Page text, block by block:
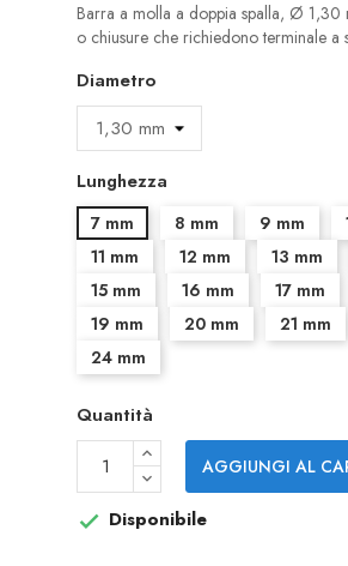
Barra a molla a doppia spalla, Ø 1,30
o chiusure che richiedono terminale a
Diametro
Lunghezza
7 mm 8 mm 9 mm
11 mm
12 mm 13 mm
15 mm
16 mm 17 mm
19 mm
20 mm 21 mm
24 mm
Quantità
AGGIUNGI AL
 Disponibile